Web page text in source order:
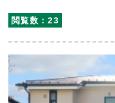
閲覧数：23